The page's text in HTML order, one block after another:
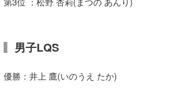
男子LQS
優勝：井上 鷹(いのうえ たか)